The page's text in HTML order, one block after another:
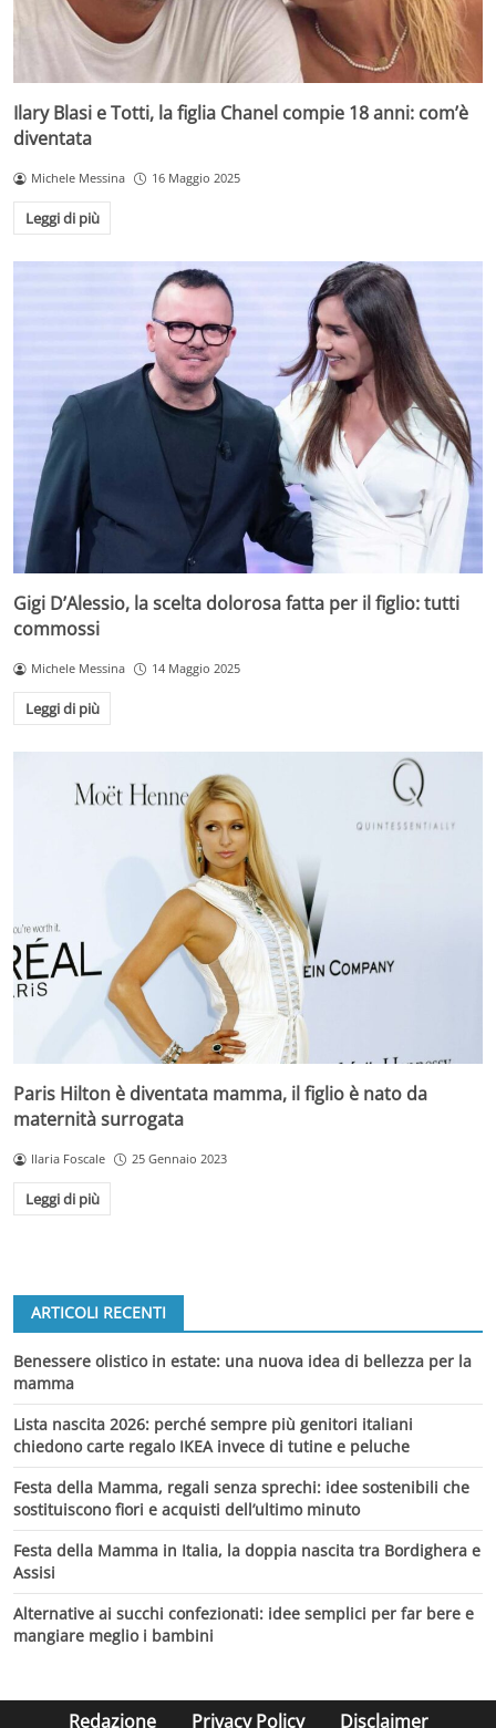
Ilary Blasi e Totti, la figlia Chanel compie 18 anni: com’è
diventata
Michele Messina 16 Maggio 2025
Leggi di più
Gigi D’Alessio, la scelta dolorosa fatta per il figlio: tutti
commossi
Michele Messina 14 Maggio 2025
Leggi di più
Paris Hilton è diventata mamma, il figlio è nato da
maternità surrogata
Ilaria Foscale 25 Gennaio 2023
Leggi di più
ARTICOLI RECENTI
Benessere olistico in estate: una nuova idea di bellezza per la
mamma
Lista nascita 2026: perché sempre più genitori italiani
chiedono carte regalo IKEA invece di tutine e peluche
Festa della Mamma, regali senza sprechi: idee sostenibili che
sostituiscono fiori e acquisti dell’ultimo minuto
Festa della Mamma in Italia, la doppia nascita tra Bordighera e
Assisi
Alternative ai succhi confezionati: idee semplici per far bere e
mangiare meglio i bambini
Redazione Privacy Policy Disclaimer